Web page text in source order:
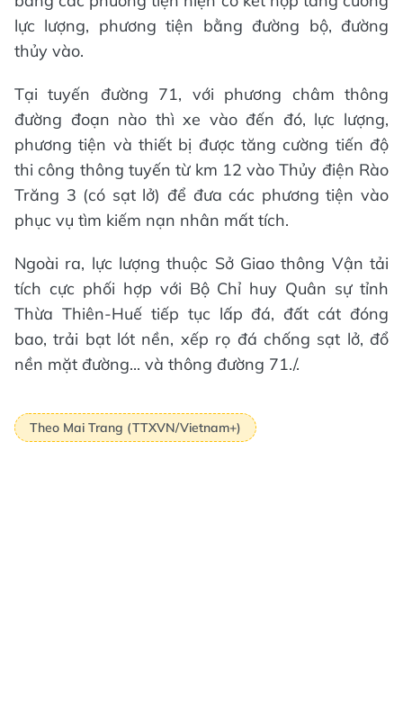
lực lượng, phương tiện bằng đường bộ, đường
thủy vào.
Tại tuyến đường 71, với phương châm thông
đường đoạn nào thì xe vào đến đó, lực lượng,
phương tiện và thiết bị được tăng cường tiến độ
thi công thông tuyến từ km 12 vào Thủy điện Rào
Trăng 3 (có sạt lở) để đưa các phương tiện vào
phục vụ tìm kiếm nạn nhân mất tích.
Ngoài ra, lực lượng thuộc Sở Giao thông Vận tải
tích cực phối hợp với Bộ Chỉ huy Quân sự tỉnh
Thừa Thiên-Huế tiếp tục lấp đá, đất cát đóng
bao, trải bạt lót nền, xếp rọ đá chống sạt lở, đổ
nền mặt đường... và thông đường 71./.
Theo Mai Trang (TTXVN/Vietnam+)